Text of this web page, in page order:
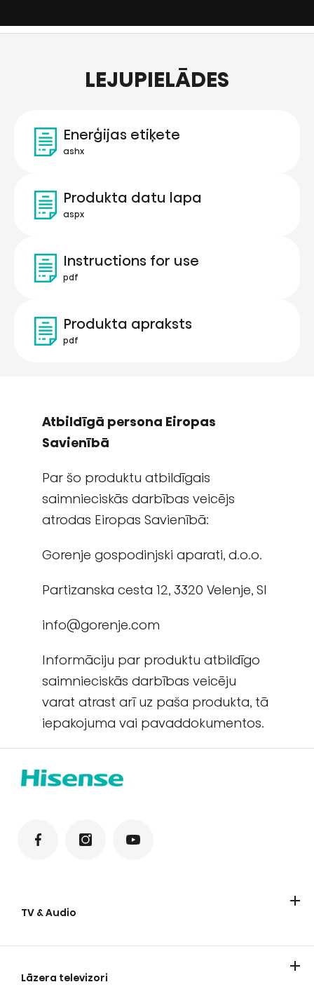
LEJUPIELĀDES
Enerģijas etiķete
ashx
Produkta datu lapa
aspx
Instructions for use
pdf
Produkta apraksts
pdf
Atbildīgā persona Eiropas
Savienībā
Par šo produktu atbildīgais
saimnieciskās darbības veicējs
atrodas Eiropas Savienībā:
Gorenje gospodinjski aparati, d.o.o.
Partizanska cesta 12, 3320 Velenje, Sl
info@gorenje.com
Informāciju par produktu atbildīgo
saimnieciskās darbības veicēju
varat atrast arī uz paša produkta, tā
iepakojuma vai pavaddokumentos.
TV & Audio
Lāzera televizori